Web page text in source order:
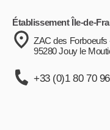
Établissement Île-de-
ZAC des Forboeufs
95280 Jouy le
+33 (0)1 80 70